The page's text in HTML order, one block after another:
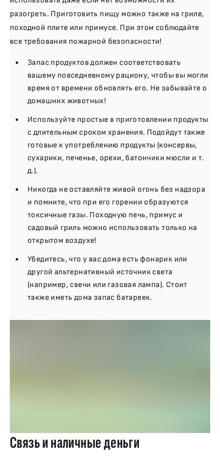
разогреть. Приготовить пищу можно также на гриле,
походной плите или примусе. При этом соблюдайте
все требования пожарной безопасности!
Запас продуктов должен соответствовать
вашему повседневному рациону, чтобы вы могли
время от времени обновлять его. Не забывайте о
домашних животных!
Используйте простые в приготовлении продукты
с длительным сроком хранения. Подойдут также
готовые к употреблению продукты (консервы,
сухарики, печенье, орехи, батончики мюсли и т.
д.).
Никогда не оставляйте живой огонь без надзора
и помните, что при его горении образуются
токсичные газы. Походную печь, примус и
садовый гриль можно использовать только на
открытом воздухе!
Убедитесь, что у вас дома есть фонарик или
другой альтернативный источник света
(например, свечи или газовая лампа). Стоит
также иметь дома запас батареек.
Связь и наличные деньги